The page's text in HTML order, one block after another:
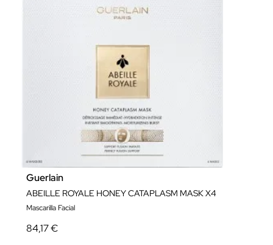
Guerlain
ABEILLE ROYALE HONEY CATAPLASM MASK X4
Mascarilla Facial
84,17 €